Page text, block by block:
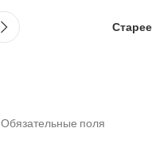
Старее
Обязательные поля